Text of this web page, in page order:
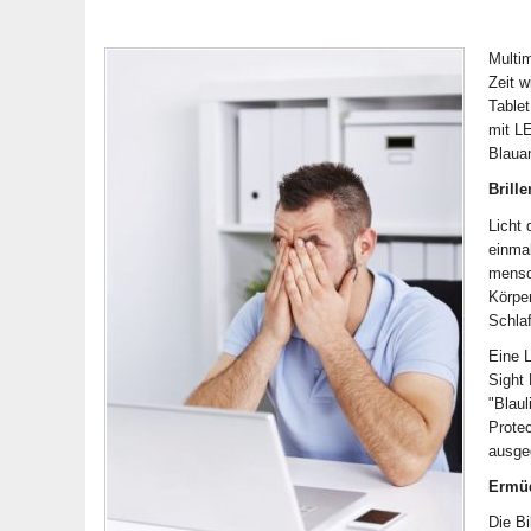
Zeit
mit
Licht
Eine
Sight
Die